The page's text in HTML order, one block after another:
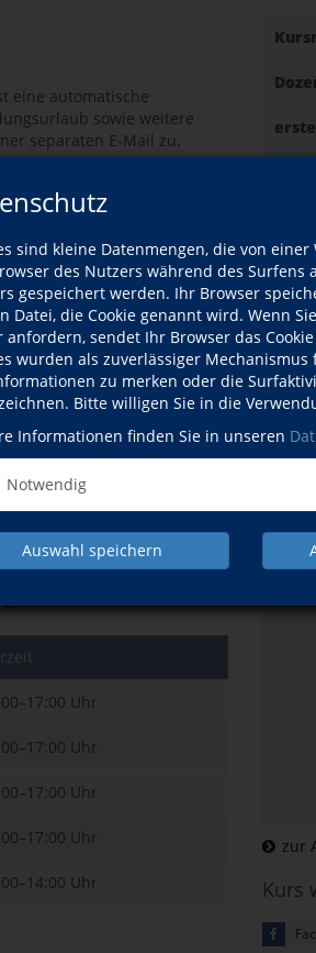
sind kleine Datenmengen, die von
des Nutzers während des Surfens
gespeichert werden. Ihr Browser
Datei, die Cookie genannt wird. Wenn
anfordern, sendet Ihr Browser das
wurden als zuverlässiger
zu merken oder die
Bitte willigen Sie in die
Informationen finden Sie in unseren
Notwendig
Auswahl speichern
Ort
zur
Kurs
eine automatische
sowie weitere
separaten E-Mail zu.
an, für welches
Martens
dieses Dozenten
Uhr
Uhr
Uhr
Uhr
Uhr